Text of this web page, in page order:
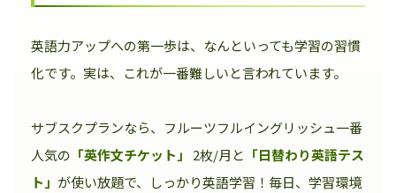
英語力アップへの第一歩は、なんといっても学習の習慣
化です。実は、これが一番難しいと言われています。
サブスクプランなら、フルーツフルイングリッシュ一番
人気の 「英作文チケット」 2枚/月と 「日替わり英語テス
ト」 が使い放題で、しっかり英語学習！毎日、学習環境